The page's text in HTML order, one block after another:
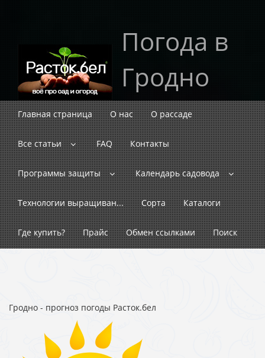
Погода в
Гродно
Главная страница О нас О рассаде
Все статьи FAQ Контакты
Программы защиты Календарь садовода
Технологии выращиван... Сорта Каталоги
Где купить? Прайс Обмен ссылками Поиск
Гродно - прогноз погоды Расток.бел